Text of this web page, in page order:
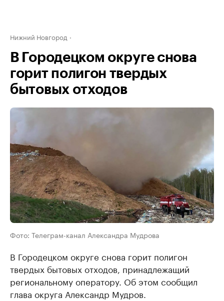
Нижний Новгород
В Городецком округе снова
горит полигон твердых
бытовых отходов
Фото: Телеграм-канал Александра Мудрова
В Городецком округе снова горит полигон
твердых бытовых отходов, принадлежащий
региональному оператору. Об этом сообщил
глава округа Александр Мудров.